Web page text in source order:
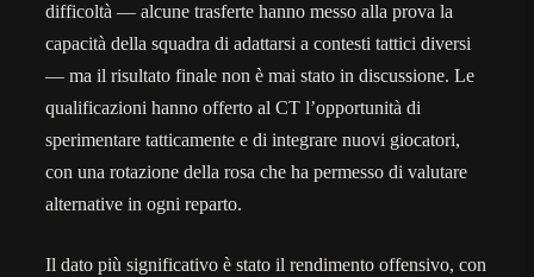
difficoltà — alcune trasferte hanno messo alla prova la
capacità della squadra di adattarsi a contesti tattici diversi
— ma il risultato finale non è mai stato in discussione. Le
qualificazioni hanno offerto al CT l’opportunità di
sperimentare tatticamente e di integrare nuovi giocatori,
con una rotazione della rosa che ha permesso di valutare
alternative in ogni reparto.
Il dato più significativo è stato il rendimento offensivo, con